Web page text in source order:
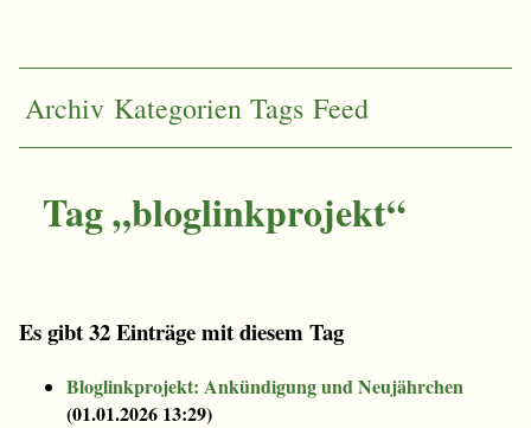
Archiv Kategorien Tags Feed
Tag „bloglinkprojekt“
Es gibt 32 Einträge mit diesem Tag
Bloglinkprojekt: Ankündigung und Neujährchen
(01.01.2026 13:29)